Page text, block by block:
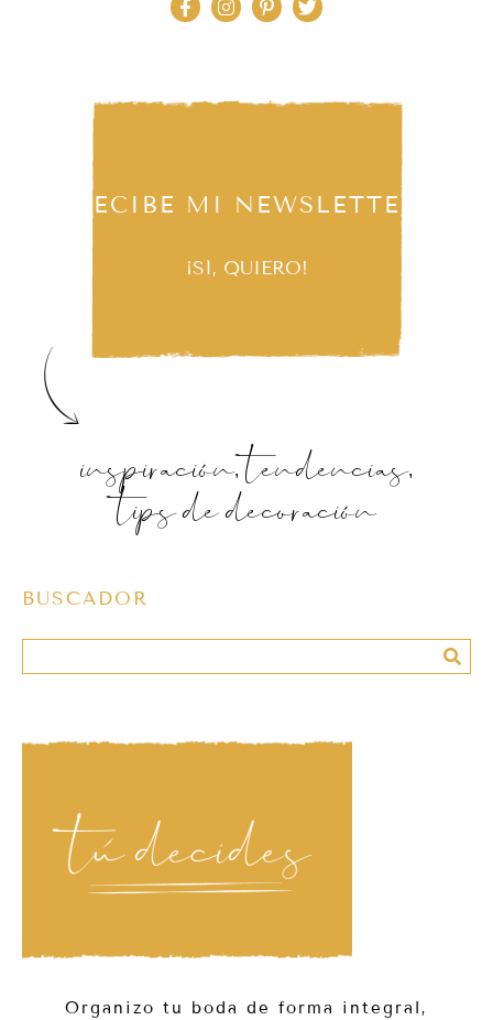
RECIBE MI NEWSLETTER
¡SÍ, QUIERO!
inspiración, tendencias,
tips de decoración
BUSCADOR
Organizo tu boda de forma integral,